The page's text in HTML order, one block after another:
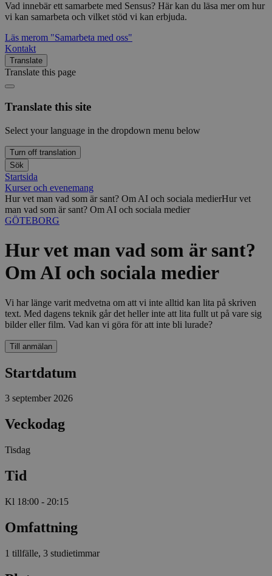
Vad innebär ett samarbete med Sensus? Här kan du läsa mer om hur
vi kan samarbeta och vilket stöd vi kan erbjuda.
Läs merom "Samarbeta med oss"
Kontakt
Translate
Translate this page
Translate this site
Select your language in the dropdown menu below
Turn off translation
Sök
Startsida
Kurser och evenemang
Hur vet man vad som är sant? Om AI och sociala medierHur vet
man vad som är sant? Om AI och sociala medier
GÖTEBORG
Hur vet man vad som är sant?
Om AI och sociala medier
Vi har länge varit medvetna om att vi inte alltid kan lita på skriven
text. Med dagens teknik går det heller inte att lita fullt ut på vare sig
bilder eller film. Vad kan vi göra för att inte bli lurade?
Till anmälan
Startdatum
3 september 2026
Veckodag
Tisdag
Tid
Kl 18:00 - 20:15
Omfattning
1 tillfälle, 3 studietimmar